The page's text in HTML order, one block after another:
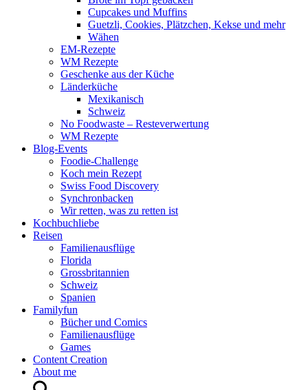
Cupcakes und Muffins
Guetzli, Cookies, Plätzchen, Kekse und mehr
Wähen
EM-Rezepte
WM Rezepte
Geschenke aus der Küche
Länderküche
Mexikanisch
Schweiz
No Foodwaste – Resteverwertung
WM Rezepte
Blog-Events
Foodie-Challenge
Koch mein Rezept
Swiss Food Discovery
Synchronbacken
Wir retten, was zu retten ist
Kochbuchliebe
Reisen
Familienausflüge
Florida
Grossbritannien
Schweiz
Spanien
Familyfun
Bücher und Comics
Familienausflüge
Games
Content Creation
About me